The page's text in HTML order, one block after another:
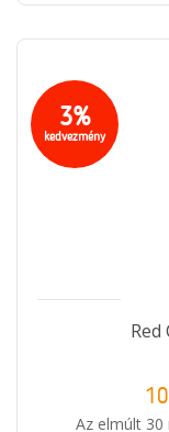
3%
kedvezmény
Red
Az elmúlt 30